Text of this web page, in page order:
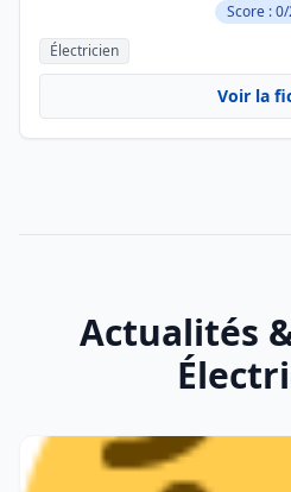
Score :
Électricien
Voir la
Actualités